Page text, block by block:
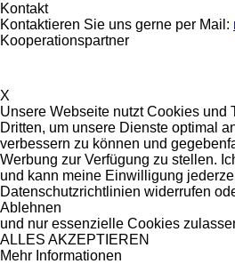
Kontakt
Kontaktieren Sie uns gerne per Mail:
Kooperationspartner
X
Unsere Webseite nutzt Cookies und
Dritten, um unsere Dienste optimal
verbessern zu können und
Werbung zur Verfügung zu stellen.
und kann meine Einwilligung
Datenschutzrichtlinien widerrufen
Ablehnen
und nur essenzielle Cookies
ALLES AKZEPTIEREN
Mehr Informationen